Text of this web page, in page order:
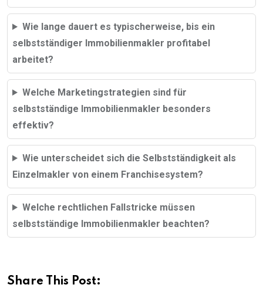
Wie lange dauert es typischerweise, bis ein
selbstständiger Immobilienmakler profitabel
arbeitet?
Welche Marketingstrategien sind für
selbstständige Immobilienmakler besonders
effektiv?
Wie unterscheidet sich die Selbstständigkeit als
Einzelmakler von einem Franchisesystem?
Welche rechtlichen Fallstricke müssen
selbstständige Immobilienmakler beachten?
Share This Post: